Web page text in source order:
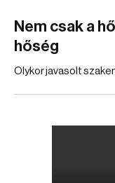
Nem csak a
hőség
Olykor javasolt